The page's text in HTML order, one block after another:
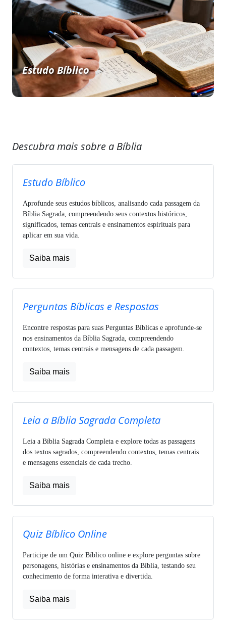
Estudo Bíblico
Descubra mais sobre a Bíblia
Estudo Bíblico
Aprofunde seus estudos bíblicos, analisando cada passagem da
Bíblia Sagrada, compreendendo seus contextos históricos,
significados, temas centrais e ensinamentos espirituais para
aplicar em sua vida.
Saiba mais
Perguntas Bíblicas e Respostas
Encontre respostas para suas Perguntas Bíblicas e aprofunde-se
nos ensinamentos da Bíblia Sagrada, compreendendo
contextos, temas centrais e mensagens de cada passagem.
Saiba mais
Leia a Bíblia Sagrada Completa
Leia a Bíblia Sagrada Completa e explore todas as passagens
dos textos sagrados, compreendendo contextos, temas centrais
e mensagens essenciais de cada trecho.
Saiba mais
Quiz Bíblico Online
Participe de um Quiz Bíblico online e explore perguntas sobre
personagens, histórias e ensinamentos da Bíblia, testando seu
conhecimento de forma interativa e divertida.
Saiba mais